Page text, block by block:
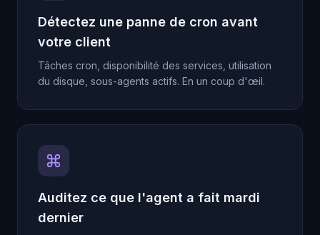
Détectez une panne de cron avant
votre client
Tâches cron, disponibilité des services, utilisation
du disque, sous-agents actifs. En un coup d'œil.
Auditez ce que l'agent a fait mardi
dernier